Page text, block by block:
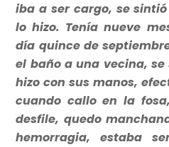
iba a ser cargo, se
lo hizo. Tenía nueve
día quince de
el baño a una vecina,
hizo con sus manos,
cuando callo en la
desfile, quedo
hemorragia, estaba